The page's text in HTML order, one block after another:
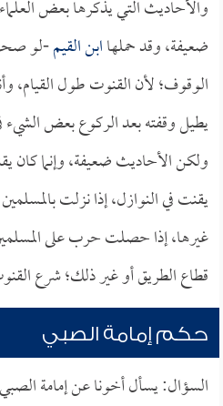
والأحاديث التي يذكرها بعض
ضعيفة، وقد حملهاابن القيم-لو
الوقوف؛ لأن القنوت طول القيام،
يطيل وقفته بعد الركوع بعض الشيء
ولكن الأحاديث ضعيفة، وإنما كان
يقنت في النوازل، إذا نزلت
غيرها، إذا حصلت حرب على
قطاع الطريق أو غير ذلك؛ شرع
حكم إمامة الصبي
السؤال: يسأل أخونا عن إمامة